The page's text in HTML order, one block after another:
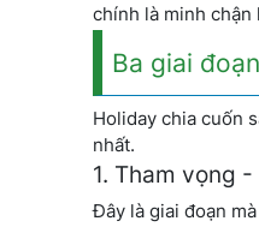
chính là minh chận
Ba giai
Holiday chia cuốn
nhất.
1. Tham vọng
Đây là giai đoạn